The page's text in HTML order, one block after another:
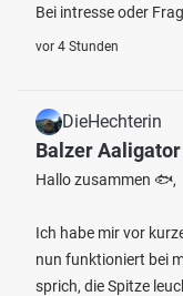
Bei intresse oder
vor 4 Stunden
DieHechterin
Balzer
Hallo zusammen 🐟,
Ich habe mir vor
nun funktioniert bei
sprich, die Spitze